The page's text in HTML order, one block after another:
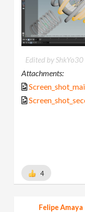
Edited by ShkYo30
Attachments:
4
Felipe Amaya